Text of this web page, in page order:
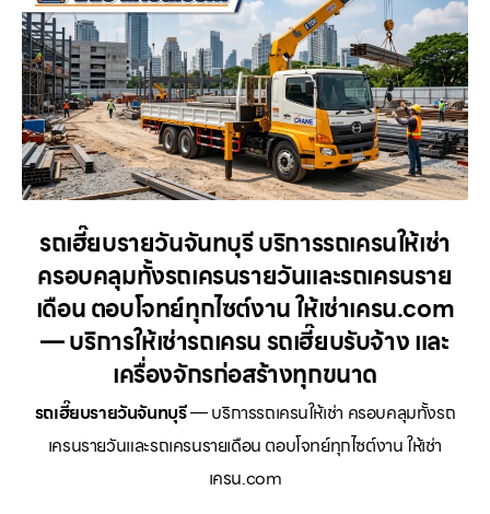
รถเฮี๊ยบรายวันจันทบุรี บริการรถเครนให้เช่า
ครอบคลุมทั้งรถเครนรายวันและรถเครนราย
เดือน ตอบโจทย์ทุกไซต์งาน ให้เช่าเครน.com
— บริการให้เช่ารถเครน รถเฮี๊ยบรับจ้าง และ
เครื่องจักรก่อสร้างทุกขนาด
รถเฮี๊ยบรายวันจันทบุรี— บริการรถเครนให้เช่า ครอบคลุมทั้งรถ
เครนรายวันและรถเครนรายเดือน ตอบโจทย์ทุกไซต์งาน ให้เช่า
เครน.com